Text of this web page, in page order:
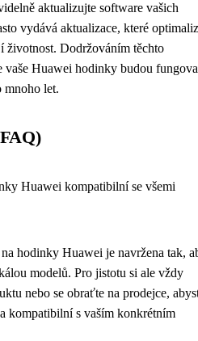
aktualizujte software vašich
vydává aktualizace, které
životnost. Dodržováním těchto
vaše Huawei hodinky budou
mnoho let.
Huawei kompatibilní se všemi
hodinky Huawei je navržena tak,
modelů. Pro jistotu si ale vždy
nebo se obraťte na prodejce,
kompatibilní s vaším konkrétním